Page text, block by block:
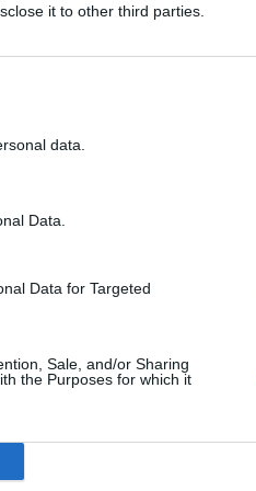
it to other third parties.
data.
Data.
Data for Targeted
Sale, and/or Sharing
the Purposes for which it
készített, melyet Ukrajnával is
és Oroszország gazdasági...
tartozik, melynek olvasása